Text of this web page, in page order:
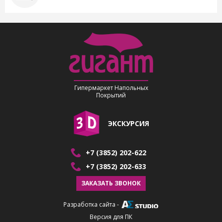
Гипермаркет Напольных
Покрытий
ЭКСКУРСИЯ
+7 (3852) 202-622
+7 (3852) 202-633
ЗАКАЗАТЬ ЗВОНОК
Разработка сайта -
Версия для ПК